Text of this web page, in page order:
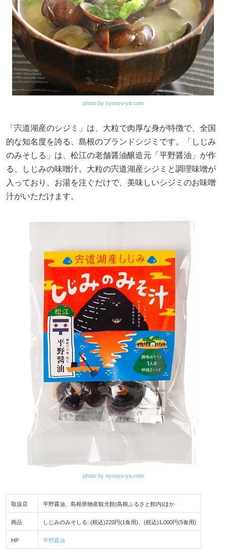
photo by syouyu-ya.com
「宍道湖産のシジミ」は、大粒で肉厚な身が特徴で、全国
的な知名度を誇る、島根のブランドシジミです。「しじみ
のみそしる」は、松江の老舗醤油醸造元「平野醤油」が作
る、しじみの味噌汁。大粒の宍道湖産シジミと調理味噌が
入っており、お湯を注ぐだけで、美味しいシジミのお味噌
汁がいただけます。
photo by syouyu-ya.com
取扱店 平野醤油、島根県物産観光館(島根ふるさと館内)ほか
商品 しじみのみそしる: (税込)220円(1食用)、(税込)1,000円(5食用)
HP 平野醤油